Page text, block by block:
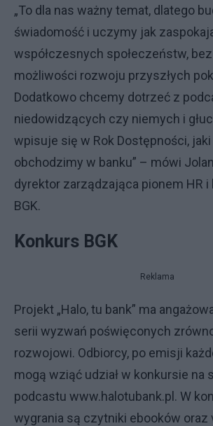
„To dla nas ważny temat, dlatego
świadomość i uczymy jak
współczesnych społeczeństw,
możliwości rozwoju przyszłych
Dodatkowo chcemy dotrzeć z
niedowidzących czy niemych i
wpisuje się w Rok Dostępności,
obchodzimy w banku” – mówi
dyrektor zarządzająca pionem HR
BGK.
Konkurs BGK
Reklama
Projekt „Halo, tu bank” ma
serii wyzwań poświęconych
rozwojowi. Odbiorcy, po emisji
mogą wziąć udział w konkursie na
podcastu www.halotubank.pl. W
wygrania są czytniki ebooków oraz